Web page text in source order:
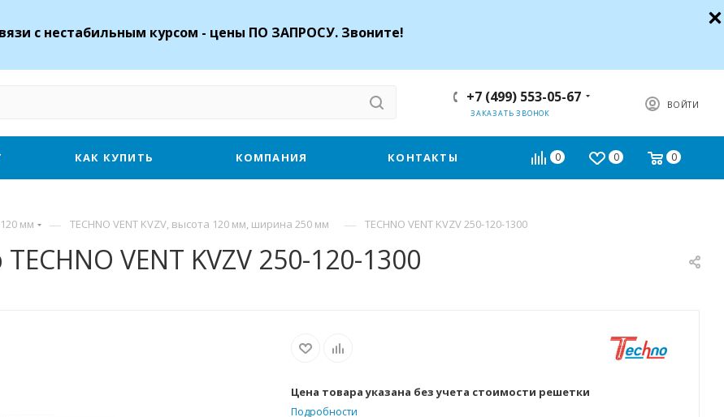
с нестабильным курсом - цены ПО ЗАПРОСУ. Звоните!
ВОЙТИ
+7 (499) 553-05-67
ЗАКАЗАТЬ ЗВОНОК
0 0 0
КАК КУПИТЬ КОМПАНИЯ КОНТАКТЫ
мм — TECHNO VENT KVZV, высота 120 мм, ширина 250 мм — TECHNO VENT KVZV 250-120-1300
VENT KVZV 250-120-1300
Цена товара указана без учета стоимости решетки
Подробности